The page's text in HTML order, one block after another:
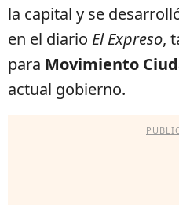
la capital y se
en el diario El Expreso,
para Movimiento
actual gobierno.